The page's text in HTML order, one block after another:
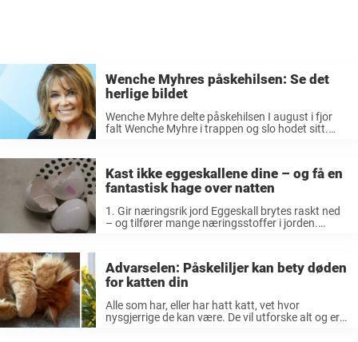
Wenche Myhres påskehilsen: Se det
herlige bildet
Wenche Myhre delte påskehilsen I august i fjor
falt Wenche Myhre i trappen og slo hodet sitt.
Kast ikke eggeskallene dine – og få en
fantastisk hage over natten
1. Gir næringsrik jord Eggeskall brytes raskt ned
– og tilfører mange næringsstoffer i jorden.
Advarselen: Påskeliljer kan bety døden
for katten din
Alle som har, eller har hatt katt, vet hvor
nysgjerrige de kan være. De vil utforske alt og er